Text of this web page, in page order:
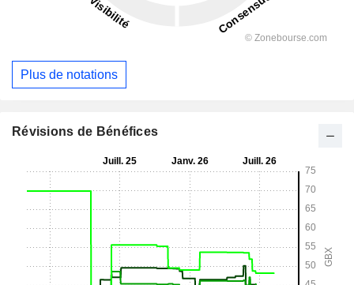
Plus de notations
Révisions de Bénéfices